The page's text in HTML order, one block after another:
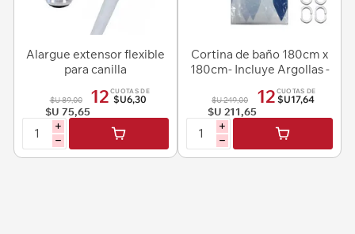
Alargue extensor flexible
para canilla
$U 89,00
$U 75,65
12 CUOTAS DE
$U6,30
i
h
Cortina de baño 180cm x
180cm- Incluye Argollas -
$U 249,00
$U 211,65
12 CUOTAS DE
$U17,64
i
h